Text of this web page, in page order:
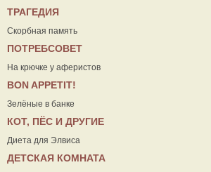
ТРАГЕДИЯ
Скорбная память
ПОТРЕБСОВЕТ
На крючке у аферистов
ВON APPETIT!
Зелёные в банке
КОТ, ПЁС И ДРУГИЕ
Диета для Элвиса
ДЕТСКАЯ КОМНАТА